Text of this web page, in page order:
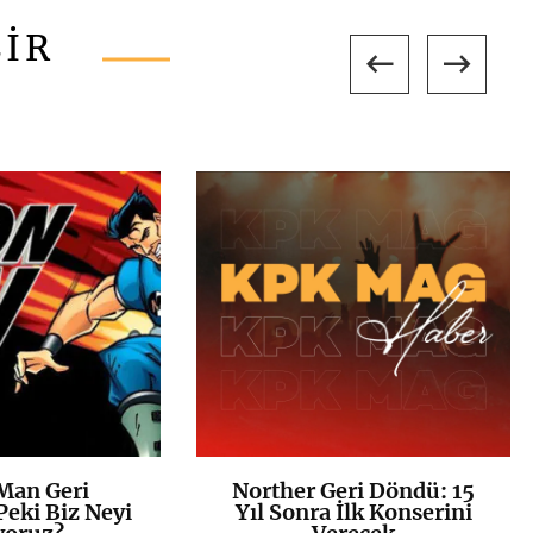
+ Geri
Biz Neyi K+
Norther Geri Döndü: 15
Yıl Sonra İlk Konserini